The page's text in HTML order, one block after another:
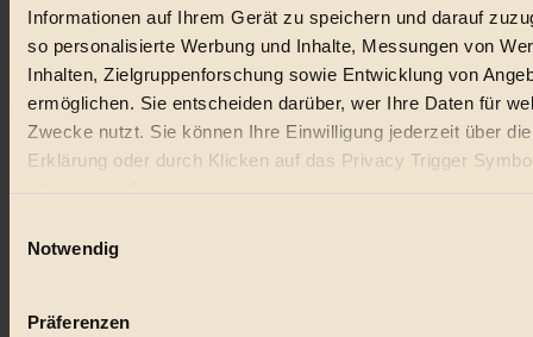
Informationen auf Ihrem Gerät zu speichern und darauf
so personalisierte Werbung und Inhalte, Messungen von
Inhalten, Zielgruppenforschung sowie Entwicklung von
ermöglichen. Sie entscheiden darüber, wer Ihre Daten für
Zwecke nutzt. Sie können Ihre Einwilligung jederzeit über
Erklärung oder durch Klicken auf das Privacy Trigger
oder widerrufen
Wenn Sie es erlauben, würden wir auch gerne:
Notwendig
Präferenzen
Der BIORAMA-Newsletter
Erhalte in regelmäßigen Abständen die aktuellsten Artikel,
Gewinnspiele & Ausgaben übersichtlich aufbereitet vom
Jetzt eintragen: